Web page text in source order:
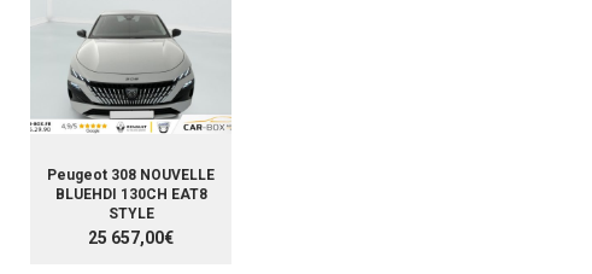
Peugeot 308 NOUVELLE
BLUEHDI 130CH EAT8
STYLE
25 657,00€